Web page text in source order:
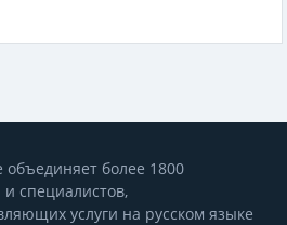
объединяет более 1800
специалистов,
услуги на русском языке